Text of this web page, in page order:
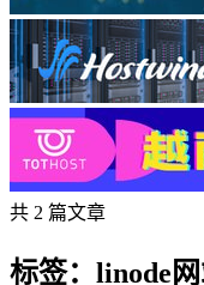
共 2 篇文章
标签：linode